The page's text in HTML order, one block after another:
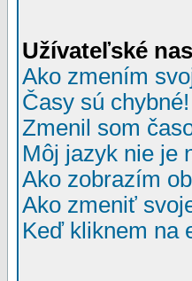
Užívateľské
Ako zmením
Časy sú chybné!
Zmenil som
Môj jazyk nie je
Ako zobrazím
Ako zmeniť
Keď kliknem na